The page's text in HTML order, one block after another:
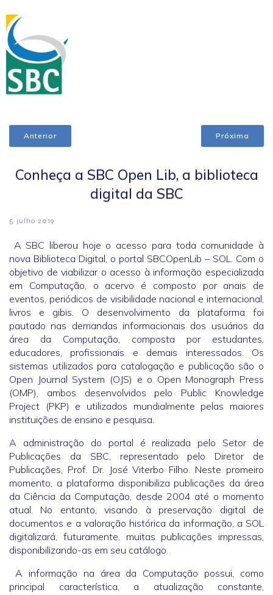
Anterior Próxima
Conheça a SBC Open Lib, a biblioteca
digital da SBC
5 julho 2019
A SBC liberou hoje o acesso para toda comunidade à
nova Biblioteca Digital, o portal SBCOpenLib – SOL. Com o
objetivo de viabilizar o acesso à informação especializada
em Computação, o acervo é composto por anais de
eventos, periódicos de visibilidade nacional e internacional,
livros e gibis. O desenvolvimento da plataforma foi
pautado nas demandas informacionais dos usuários da
área da Computação, composta por estudantes,
educadores, profissionais e demais interessados. Os
sistemas utilizados para catalogação e publicação são o
Open Journal System (OJS) e o Open Monograph Press
(OMP), ambos desenvolvidos pelo Public Knowledge
Project (PKP) e utilizados mundialmente pelas maiores
instituições de ensino e pesquisa.
A administração do portal é realizada pelo Setor de
Publicações da SBC, representado pelo Diretor de
Publicações, Prof. Dr. José Viterbo Filho. Neste promeiro
momento, a plataforma disponibiliza publicações da área
da Ciência da Computação, desde 2004 até o momento
atual. No entanto, visando à preservação digital de
documentos e a valoração histórica da informação, a SOL
digitalizará, futuramente, muitas publicações impressas,
disponibilizando-as em seu catálogo.
A informação na área da Computação possui, como
principal característica, a atualização constante,